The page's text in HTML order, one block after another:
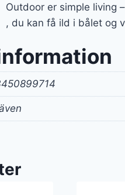
Outdoor er simple living
, du kan få ild i bålet og